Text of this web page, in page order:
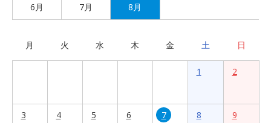
6月 7月 8月
月 火 水 木 金 土 日
1 2
3 4 5 6 7 8 9